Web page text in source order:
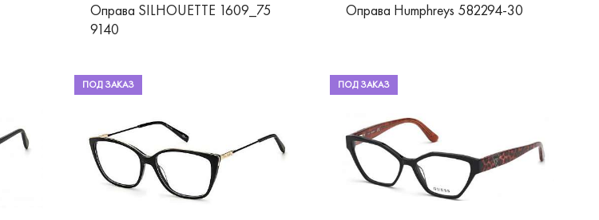
Оправа SILHOUETTE 1609_75
9140
Оправа Humphreys 582294-30
ПОД ЗАКАЗ ПОД ЗАКАЗ